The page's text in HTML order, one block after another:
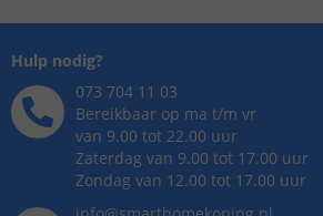
Hulp nodig?
073 704 11 03
Bereikbaar op ma t/m vr
van 9.00 tot 22.00 uur
Zaterdag van 9.00 tot 17.00 uur
Zondag van 12.00 tot 17.00 uur